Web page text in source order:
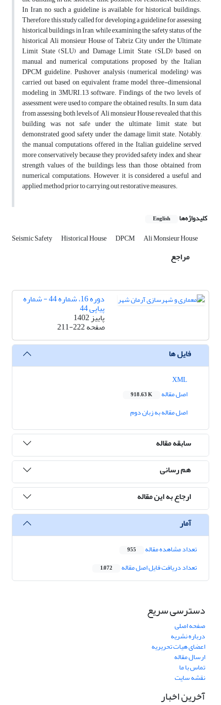
In Iran, no such a guideline is available for historical buildings.
Therefore, this study called for developing a guideline for assessing
historical buildings in Iran, while examining the safety status of the
historical Ali monsieur House of Tabriz City under the Ultimate
Limit State (SLU) and Damage Limit State (SLD) based on
manual and numerical computations proposed by the Italian
DPCM guideline. Pushover analysis (numerical modeling) was
carried out based on equivalent frame model three-dimensional
modeling in 3MURI.13 software. Findings of the two levels of
assessment were used to compare the obtained results. In sum, data
from assessing both levels of Ali monsieur House revealed that this
building was not safe under the ultimate limit state, but
demonstrated good safety under the damage limit state. Notably,
the manual computations offered in the Italian guideline served
more conservatively because they provided safety index and shear
strength values of the buildings less than those obtained from
numerical computations. However, it is considered a useful and
applied method prior to carrying out restorative measures.
کلیدواژه‌ها English
Seismic Safety Historical House DPCM Ali Monsieur House
مراجع
دوره 16، شماره 44 - شماره
پیاپی 44
پاییز 1402
صفحه211-222
فایل ها
اصل مقاله
918.63 K
اصل مقاله به زبان دوم
سابقه مقاله
هم رسانی
ارجاع به این مقاله
آمار
تعداد مشاهده مقاله 955
تعداد دریافت فایل اصل مقاله 1,072
دسترسی سریع
صفحه اصلی
درباره نشریه
اعضای هیات تحریریه
ارسال مقاله
تماس با ما
نقشه سایت
آخرین اخبار